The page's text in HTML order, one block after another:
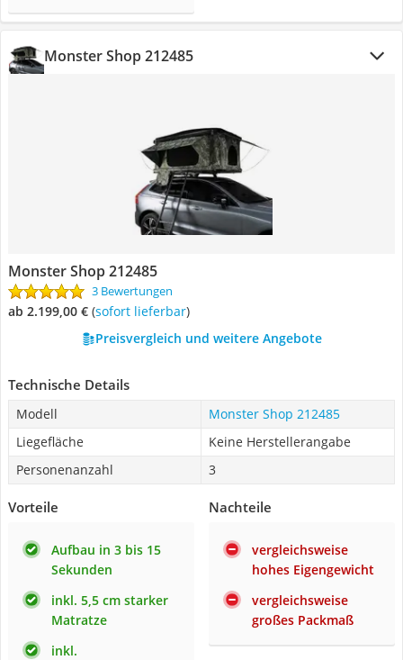
Monster Shop 212485
Monster Shop 212485
3 Bewertungen
ab 2.199,00 € ( Sofort lieferbar)
Preisvergleich und weitere Angebote
Technische Details
Modell
Monster Shop 212485
Liegefläche
Keine Herstellerangabe
Personenanzahl
3
Vorteile
Aufbau in 3 bis 15
Sekunden
inkl. 5,5 cm starker
Matratze
inkl.
Nachteile
vergleichsweise
hohes Eigengewicht
vergleichsweise
großes Packmaß